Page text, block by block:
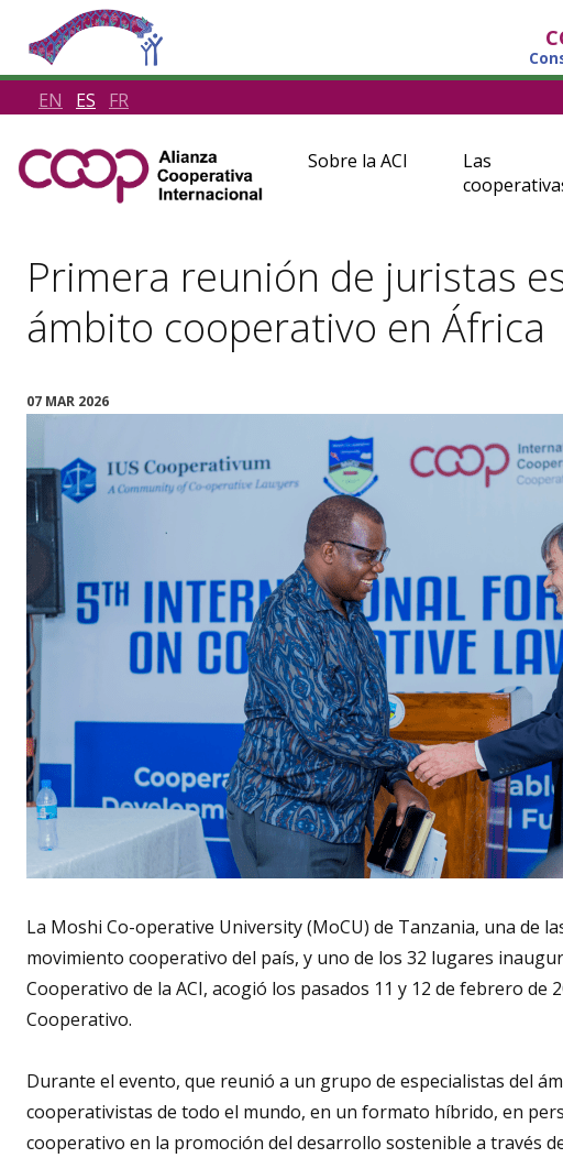
EN ES FR
Sobre la ACI
Las
Primera reunión de juristas
ámbito cooperativo en África
07 MAR 2026
La Moshi Co-operative University (MoCU) de Tanzania, una de
movimiento cooperativo del país, y uno de los 32 lugares
Cooperativo de la ACI, acogió los pasados 11 y 12 de febrero de
Cooperativo.
Durante el evento, que reunió a un grupo de especialistas del
cooperativistas de todo el mundo, en un formato híbrido, en
cooperativo en la promoción del desarrollo sostenible a través